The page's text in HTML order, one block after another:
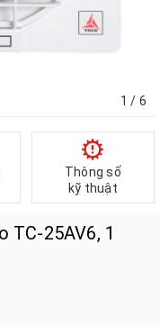
1 / 6
Thông số
kỹ thuật
TC-25AV6, 1